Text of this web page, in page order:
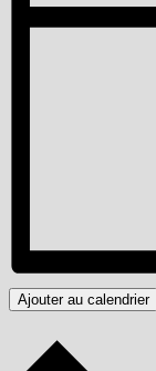
Ajouter au calendrier